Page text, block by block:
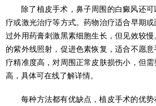
除了植皮手术，鼻子周围的白癜风还
疗或激光治疗等方式。药物治疗适合早期
过外用药膏刺激黑素细胞生长，但见效较
的紫外线照射，促进色素恢复，适合不愿
疗精准度高，对周围正常皮肤损伤小，但
高，具体可在线了解详情。
每种方法都有优缺点，植皮手术的优